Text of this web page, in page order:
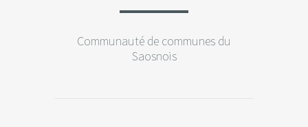
Communauté de communes du
Saosnois